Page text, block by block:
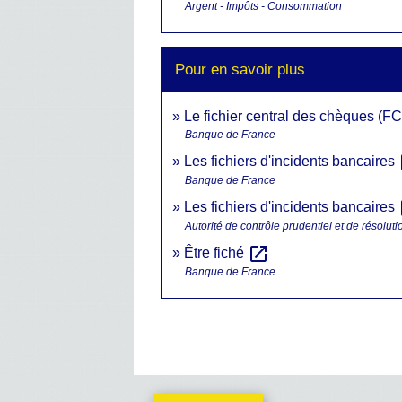
Argent - Impôts - Consommation
Pour en savoir plus
Le fichier central des chèques
Banque de France
Les fichiers d'incidents bancaires
Banque de France
Les fichiers d'incidents bancaires
Autorité de contrôle prudentiel et de
Être fiché open_in_new
Banque de France